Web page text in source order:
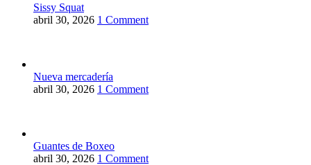
Sissy Squat
abril 30, 2026 1 Comment
Nueva mercadería
abril 30, 2026 1 Comment
Guantes de Boxeo
abril 30, 2026 1 Comment